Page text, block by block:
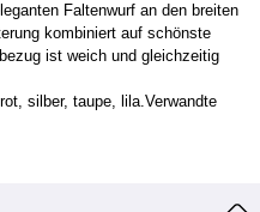
Faltenwurf an den breiten
kombiniert auf schönste
ist weich und gleichzeitig
silber, taupe, lila.Verwandte